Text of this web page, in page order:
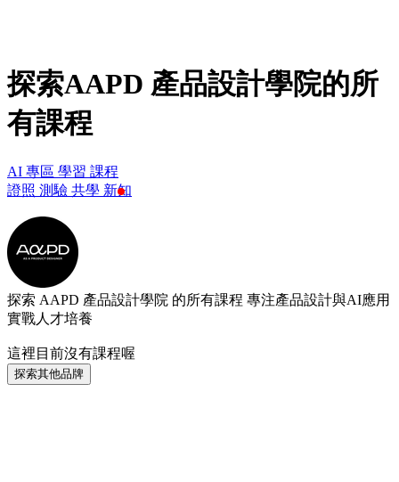
探索AAPD 產品設計學院的所
有課程
AI 專區 學習 課程
證照 測驗 共學 新知
探索 AAPD 產品設計學院 的所有課程 專注產品設計與AI應用
實戰人才培養
這裡目前沒有課程喔
探索其他品牌